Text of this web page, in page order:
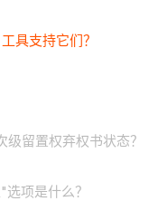
具支持它们？
留置权弃权书状态？
项是什么？